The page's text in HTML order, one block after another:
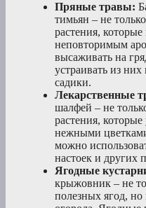
Пряные травы:
тимьян – не
растения,
неповторимым
высаживать на
устраивать из
садики.
Лекарственные
шалфей – не
растения,
нежными
можно
настоек и других
Ягодные
крыжовник – не
полезных ягод,